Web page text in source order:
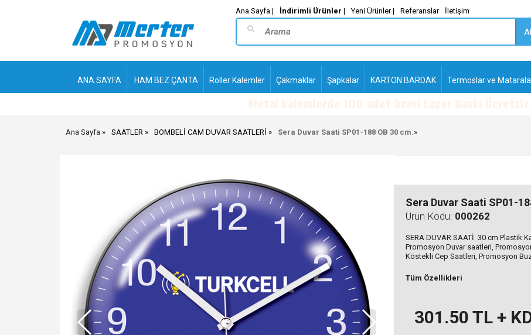
Ana Sayfa | İndirimli Ürünler | Yeni Ürünler | Referanslar İletişim
ANA SAYFA HAM BEZ ÇANTA Roller Kalemler Çakmaklar Şapkalar KARTON BARDAK Termoslar ve
Ana Sayfa SAATLER »
BOMBELİ CAM DUVAR SAATLERİ Sera Duvar Saati SP01-188 OB 30 cm.
Sera Duvar Saati SP01-
Ürün Kodu: 000262
SERA DUVAR SAATİ 30 cm Plastik
Promosyon Duvar saatleri,
Köstekli Cep Saatleri, Promosyon
Tüm Özellikleri
301.50 TL +